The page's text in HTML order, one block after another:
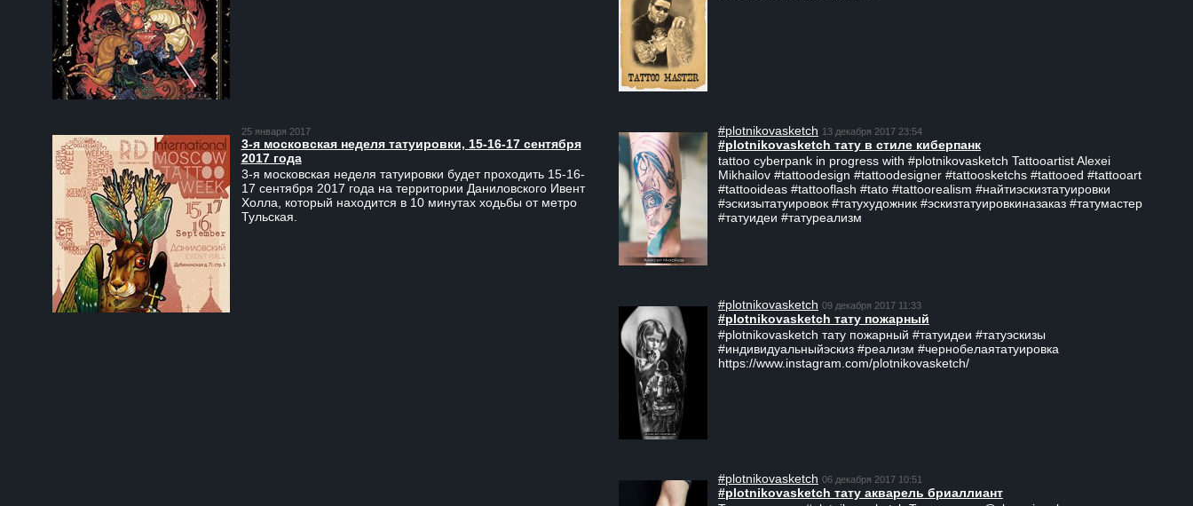
25 января 2017
3-я московская неделя татуировки, 15-16-17 сентября
2017 года
3-я московская неделя татуировки будет проходить 15-16-
17 сентября 2017 года на территории Даниловского Ивент
Холла, который находится в 10 минутах ходьбы от метро
Тульская.
#plotnikovasketch 13 декабря 2017 23:54
#plotnikovasketch тату в стиле киберпанк
tattoo cyberpank in progress with #plotnikovasketch Tattooartist Alexei
Mikhailov #tattoodesign #tattoodesigner #tattoosketchs #tattooed #tattooart
#tattooideas #tattooflash #tato #tattoorealism #найтиэскизтатуировки
#эскизытатуировок #татухудожник #эскизтатуировкиназаказ #татумастер
#татуидеи #татуреализм
#plotnikovasketch 09 декабря 2017 11:33
#plotnikovasketch тату пожарный
#plotnikovasketch тату пожарный #татуидеи #татуэскизы
#индивидуальныйэскиз #реализм #чернобелаятатуировка
https://www.instagram.com/plotnikovasketch/
#plotnikovasketch 06 декабря 2017 10:51
#plotnikovasketch тату акварель бриаллиант